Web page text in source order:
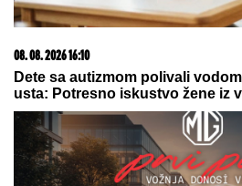
09. 07. 2026 09:20
Komfor po meri klijenata: nova
banke